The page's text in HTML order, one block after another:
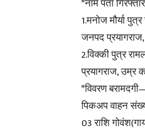
*नाम पता
1.मनोज मौर्या
जनपद प्रयागराज,
2.विक्की पुत्र
प्रयागराज, उम्र
*विवरण
पिकअप वाहन
03 राशि